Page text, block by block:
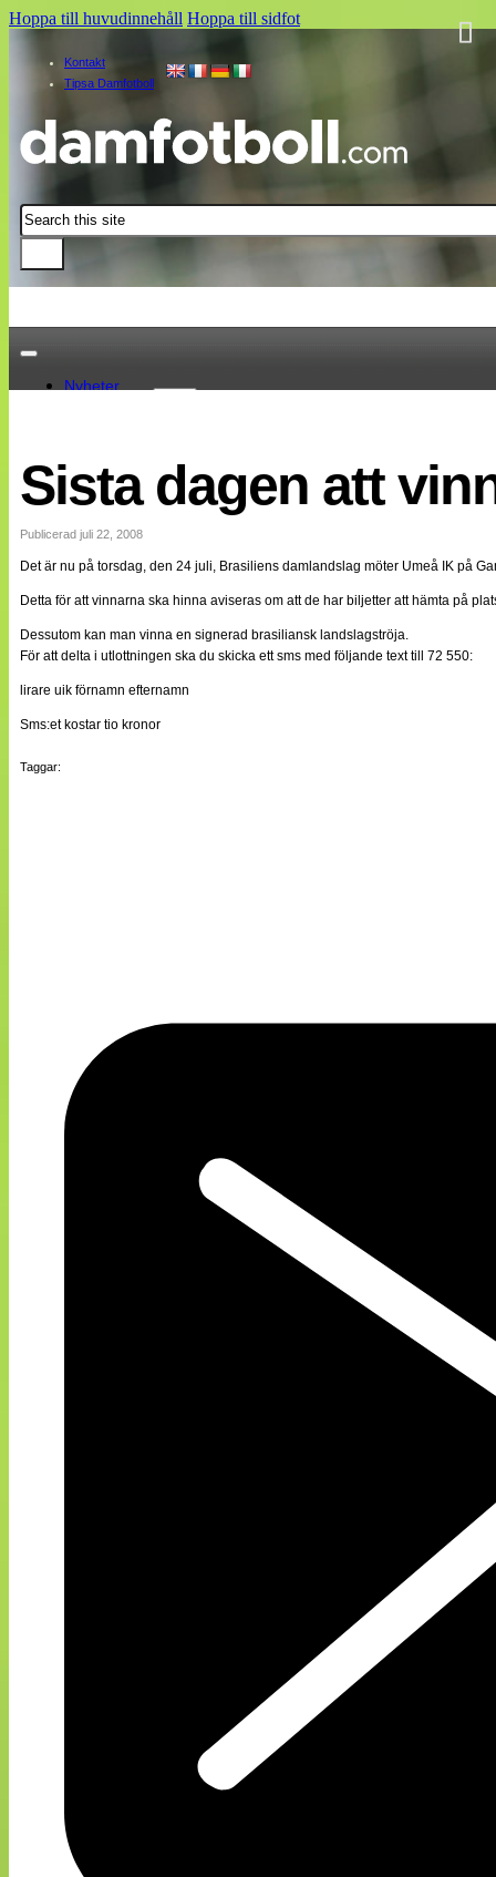
Hoppa till huvudinnehåll Hoppa till sidfot
Kontakt
Tipsa Damfotboll
Sök
Nyheter
Landslaget
EM 2013
Internationellt
Bildreportage
Bloggar
Lagen
Cuper
Medlemsbilder
NÄTverket
Om oss
Sista dagen att
Publicerad juli 22, 2008
Det är nu på torsdag, den 24 juli, Brasiliens damlandslag möter Umeå IK på
Detta för att vinnarna ska hinna aviseras om att de har biljetter att hämta på
Dessutom kan man vinna en signerad brasiliansk landslagströja.
För att delta i utlottningen ska du skicka ett sms med följande text till 72 550:
lirare uik förnamn efternamn
Sms:et kostar tio kronor
Taggar: